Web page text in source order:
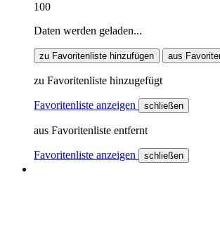
100
Daten werden geladen...
zu Favoritenliste hinzufügen aus
zu Favoritenliste hinzugefügt
Favoritenliste anzeigen schließen
aus Favoritenliste entfernt
Favoritenliste anzeigen schließen